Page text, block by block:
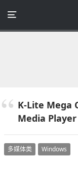
K-Lite Mega
Media Player
多媒体类 Windows